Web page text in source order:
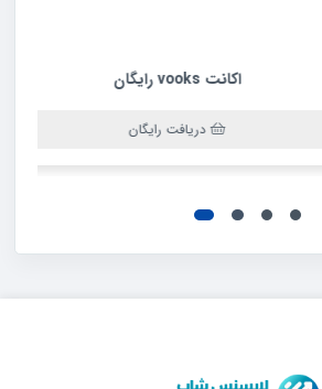
دریافت رایگان